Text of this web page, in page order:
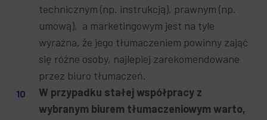
technicznym (np. instrukcją), prawnym (np.
umową), a marketingowym jest na tyle
wyraźna, że jego tłumaczeniem powinny zająć
się różne osoby, najlepiej zarekomendowane
przez biuro tłumaczeń.
W przypadku stałej współpracy z
wybranym biurem tłumaczeniowym warto,